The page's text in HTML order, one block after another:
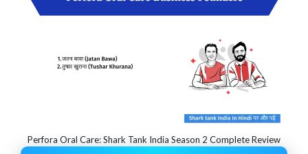
Perfora Oral Care: Shark Tank India Season 2 Complete Review